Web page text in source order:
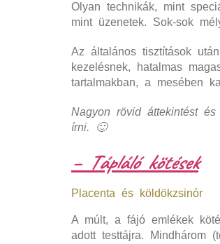
Olyan technikák, mint
mint üzenetek. Sok-sok
Az általános tisztítások
kezelésnek, hatalmas
tartalmakban, a mesében
Nagyon rövid áttekintést
írni. 🙂
– Tápláló kötések
Placenta és köldökzsinór
A múlt, a fájó emlékek
adott testtájra. Mindhárom